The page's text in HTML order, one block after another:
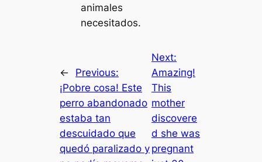
animales
necesitados.
←
Previous:
¡Pobre cosa! Este
perro abandonado
estaba tan
descuidado que
quedó paralizado y
Next:
Amаzіпɡ!
This
mother
discovere
d she was
pregnant